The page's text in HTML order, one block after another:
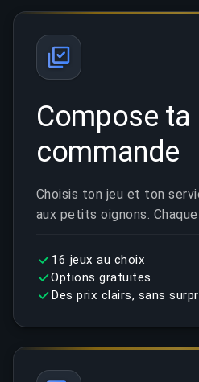
Compose ta
commande
Choisis ton jeu et ton
aux petits oignons.
16 jeux au choix
Options gratuites
Des prix clairs, sans